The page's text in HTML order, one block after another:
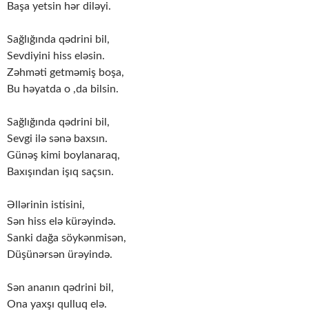
Başa yetsin hər diləyi.
Sağlığında qədrini bil,
Sevdiyini hiss eləsin.
Zəhməti getməmiş boşa,
Bu həyatda o ,da bilsin.
Sağlığında qədrini bil,
Sevgi ilə sənə baxsın.
Günəş kimi boylanaraq,
Baxışından işıq saçsın.
Əllərinin istisini,
Sən hiss elə kürəyində.
Sanki dağa söykənmisən,
Düşünərsən ürəyində.
Sən ananın qədrini bil,
Ona yaxşı qulluq elə.